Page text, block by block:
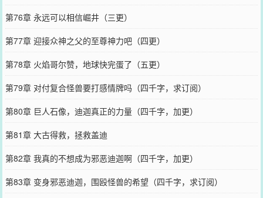
第76章 永远可以相信崛井（三更）
第77章 迎接众神之父的至尊神力吧（四更）
第78章 火焰哥尔赞，地球快完蛋了（五更）
第79章 对付复合怪兽要打感情牌吗（四千字，求订阅）
第80章 巨人石像，迪迦真正的力量（四千字，加更）
第81章 大古得救，拯救盖迪
第82章 我真的不想成为邪恶迪迦啊（四千字，加更）
第83章 变身邪恶迪迦，围殴怪兽的希望（四千字，求订阅）